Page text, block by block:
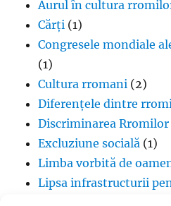
Aurul în cultura
Cărți (1)
Congresele mondiale
(1)
Cultura rromani (2)
Diferențele dintre
Discriminarea Rromilor
Excluziune socială (1)
Limba vorbită de
Lipsa infrastructurii